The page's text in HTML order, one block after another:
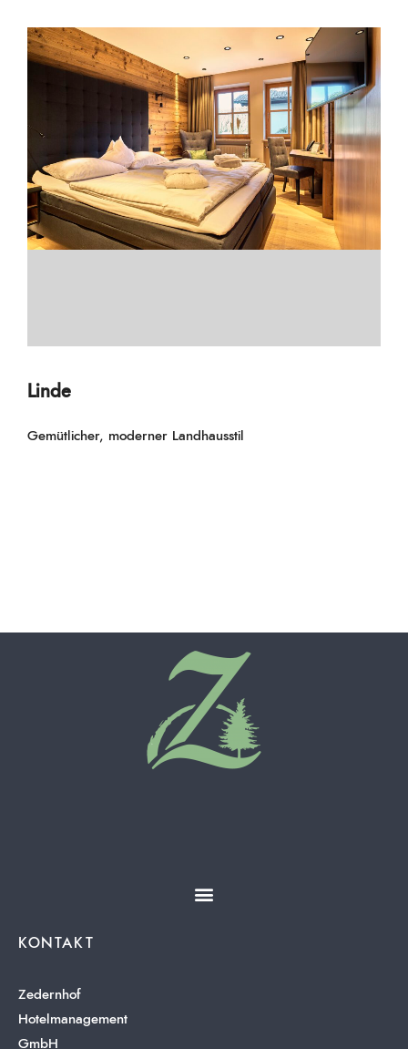
Linde
Gemütlicher, moderner Landhausstil
KONTAKT
Zedernhof
Hotelmanagement
GmbH